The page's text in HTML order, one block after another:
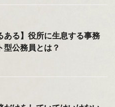
ある】役所に生息する事務
型公務員とは？